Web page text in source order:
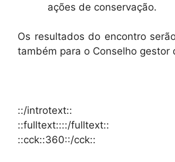
ações de conservação.
Os resultados do encontro
também para o Conselho gestor
::/introtext::
::fulltext::::/fulltext::
::cck::360::/cck::